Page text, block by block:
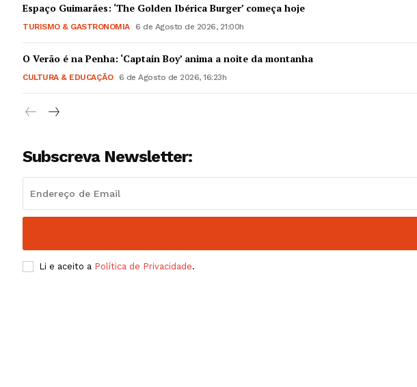
Espaço Guimarães: ‘The Golden Ibérica Burger’ começa hoje
TURISMO & GASTRONOMIA 6 de Agosto de 2026, 21:00h
O Verão é na Penha: ‘Captain Boy’ anima a noite da montanha
CULTURA & EDUCAÇÃO 6 de Agosto de 2026, 16:23h
Subscreva Newsletter:
Li e aceito a Política de Privacidade.